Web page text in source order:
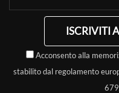
ISCRIVITI
Acconsento alla
stabilito dal regolamento